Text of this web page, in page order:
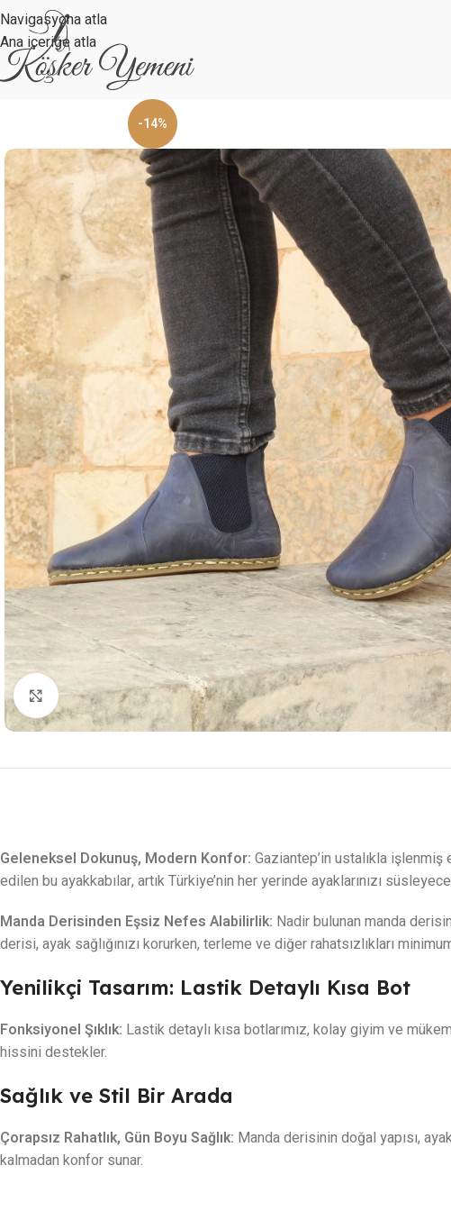
Navigasyona atla
Ana içeriğe atla
-14%
Resmi büyütmek için tıklayın
Geleneksel Dokunuş, Modern Konfor: Gaziantep’in ustalıkla işlenmiş
edilen bu ayakkabılar, artık Türkiye’nin her yerinde ayaklarınızı
Manda Derisinden Eşsiz Nefes Alabilirlik: Nadir bulunan manda
derisi, ayak sağlığınızı korurken, terleme ve diğer rahatsızlıkları
Yenilikçi Tasarım: Lastik Detaylı Kısa Bot
Fonksiyonel Şıklık: Lastik detaylı kısa botlarımız, kolay giyim ve
hissini destekler.
Sağlık ve Stil Bir Arada
Çorapsız Rahatlık, Gün Boyu Sağlık: Manda derisinin doğal yapısı,
kalmadan konfor sunar.